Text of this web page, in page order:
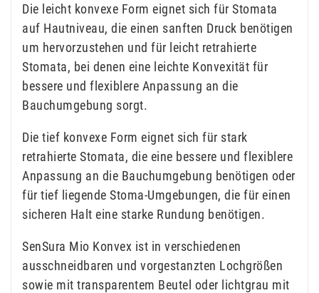
Die leicht konvexe Form eignet sich für Stomata
auf Hautniveau, die einen sanften Druck benötigen
um hervorzustehen und für leicht retrahierte
Stomata, bei denen eine leichte Konvexität für
bessere und flexiblere Anpassung an die
Bauchumgebung sorgt.
Die tief konvexe Form eignet sich für stark
retrahierte Stomata, die eine bessere und flexiblere
Anpassung an die Bauchumgebung benötigen oder
für tief liegende Stoma-Umgebungen, die für einen
sicheren Halt eine starke Rundung benötigen.
SenSura Mio Konvex ist in verschiedenen
ausschneidbaren und vorgestanzten Lochgrößen
sowie mit transparentem Beutel oder lichtgrau mit